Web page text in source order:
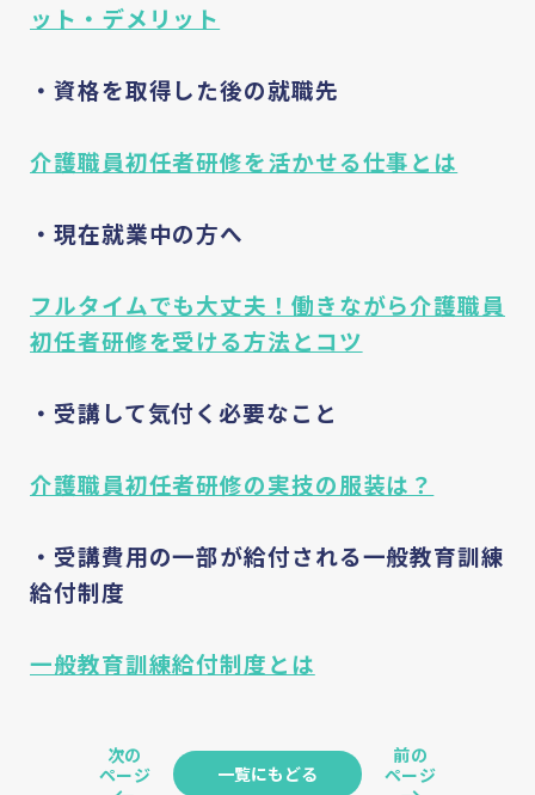
ット・デメリット
・資格を取得した後の就職先
介護職員初任者研修を活かせる仕事とは
・現在就業中の方へ
フルタイムでも大丈夫！働きながら介護職員
初任者研修を受ける方法とコツ
・受講して気付く必要なこと
介護職員初任者研修の実技の服装は？
・受講費用の一部が給付される一般教育訓練
給付制度
一般教育訓練給付制度とは
次の
ページ
一覧にもどる
前の
ページ